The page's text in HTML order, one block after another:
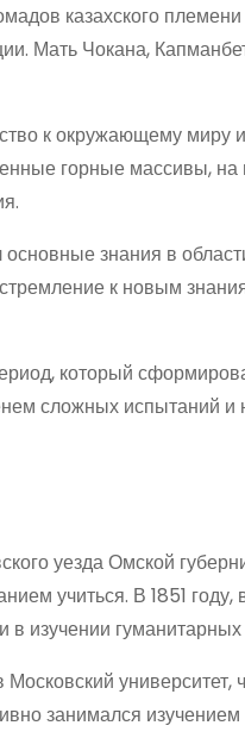
казахского
Мать Чокана,
к окружающему миру
горные массивы, на
знания в
к новым
который
сложных испытаний
уезда Омской
учиться. В 1851 году,
изучении
занимался изучением